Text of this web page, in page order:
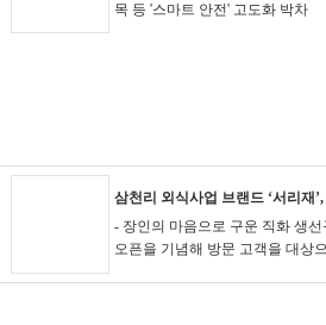
목 등 '스마트 안전' 고도화 박차
삼천리 외식사업 브랜드 ‘서리재
- 장인의 마음으로 구운 직화 생
오픈을 기념해 방문 고객을 대상